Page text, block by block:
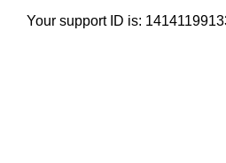
Your support ID is: